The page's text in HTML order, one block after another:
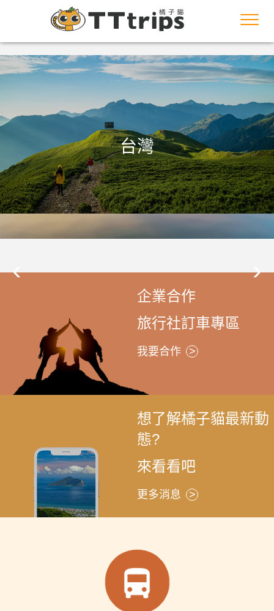
台灣
‹ ›
企業合作
旅行社訂車專區
我要合作
想了解橘子貓最新動
態?
來看看吧
更多消息